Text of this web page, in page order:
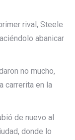
rival, Steele
abanicar
no mucho,
carrerita en la
de nuevo al
donde lo